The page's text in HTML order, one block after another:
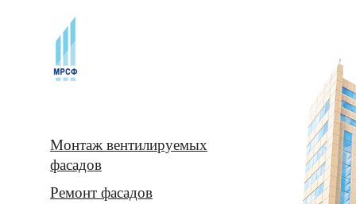
Монтаж вентилируемых
фасадов
Ремонт фасадов